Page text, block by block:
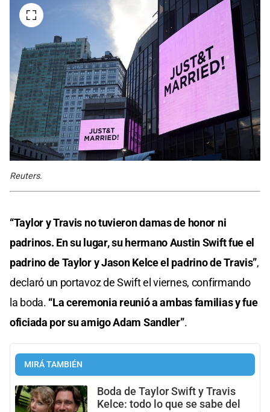
Reuters.
“Taylor y Travis no tuvieron damas de honor ni
padrinos. En su lugar, su hermano Austin Swift fue el
padrino de Taylor y Jason Kelce el padrino de Travis”,
declaró un portavoz de Swift el viernes, confirmando
la boda. “La ceremonia reunió a ambas familias y fue
oficiada por su amigo Adam Sandler”.
MIRÁ TAMBIÉN
Boda de Taylor Swift y Travis
Kelce: todo lo que se sabe del